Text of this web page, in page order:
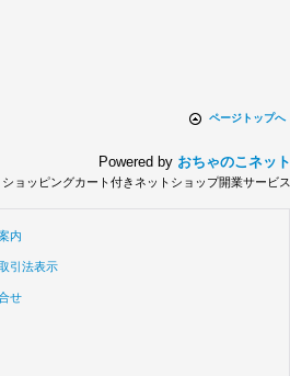
ページトップへ
Powered by おちゃのこネット
ョッピングカート付きネットショップ開業サービス
内
引法表示
せ